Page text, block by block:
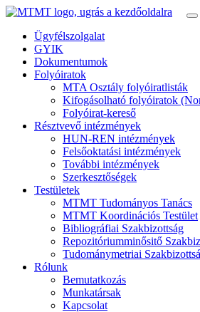
Ügyfélszolgalat
GYIK
Dokumentumok
Folyóiratok
MTA Osztály folyóiratlisták
Kifogásolható folyóiratok
Folyóirat-kereső
Résztvevő intézmények
HUN-REN intézmények
Felsőoktatási intézmények
További intézmények
Szerkesztőségek
Testületek
MTMT Tudományos Tanács
MTMT Koordinációs Testület
Bibliográfiai Szakbizottság
Repozitóriumminősitő
Tudománymetriai
Rólunk
Bemutatkozás
Munkatársak
Kapcsolat